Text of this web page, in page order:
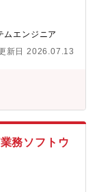
クト事業と、中
越境EC事業を手
ング広告、アド
います。■同社の
場しているグロ
流する事で新た
け入れながら最
パス】ご経験や
テックリードな
自動車販売業
ムエンジニア
新日 2026.07.13
務ソフトウ